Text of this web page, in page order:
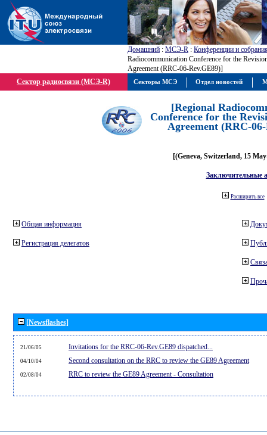
Домашний : МСЭ-R : Конференции и
Radiocommunication Conference for the
Agreement (RRC-06-Rev.GE89)]
Сектор радиосвязи (МСЭ-R)
[Regional
Conference for the
Agreement (RRC-
[(Geneva, Switzerland, 15
Заключительные
Расширить все
Общая информация
Регистрация делегатов
[Newsflashes]
21/06/05 Invitations for the RRC-06-Rev.GE89 dispatched...
04/10/04 Second consultation on the RRC to review the GE89 Agreement
02/08/04 RRC to review the GE89 Agreement - Consultation
Секторы МСЭ Отдел новостей